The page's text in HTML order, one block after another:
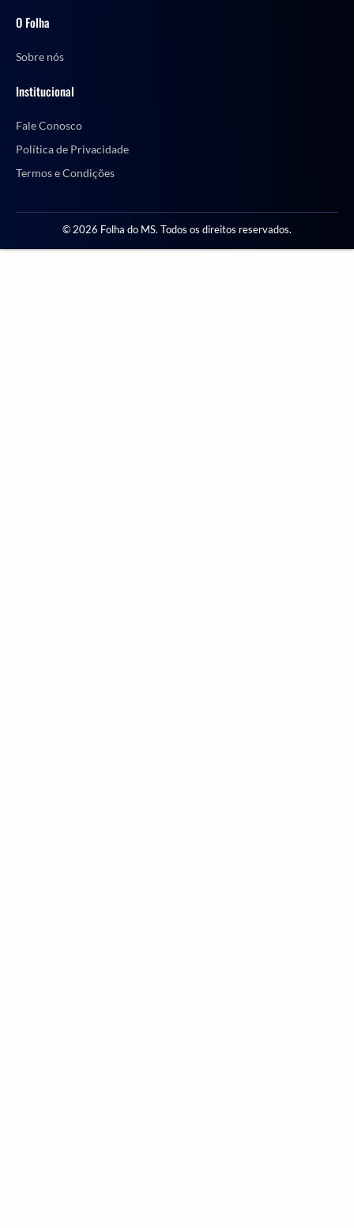
O Folha
Sobre nós
Institucional
Fale Conosco
Política de Privacidade
Termos e Condições
© 2026 Folha do MS. Todos os direitos reservados.